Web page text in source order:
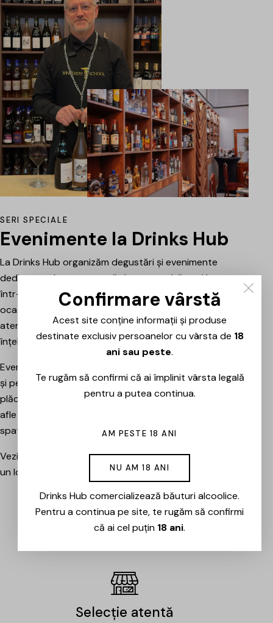
SERI SPECIALE
Evenimente la Drinks Hub
La Drinks Hub organizăm degustări și evenimente
dedicate celor care vor să descopere băuturi bune
într-o atmosferă relaxată. Fiecare întâlnire este o
ocazie de a explora vinuri, spumante sau alte băuturi
atent alese, prezentate și explicate pe scurt pentru a
înțelege mai bine stilul, originea și caracterul fiecăruia.
Evenimentele sunt potrivite atât pentru pasionați, cât
și pentru cei care vor pur și simplu să petreacă o seară
plăcută între prieteni, să descopere băuturi noi și să
afle mai multe despre cramele sau producătorii din
spatele lor.
Vezi evenimentele organizate de Drinks Hub și rezervă
un loc la următoarea degustare.
EVENIMENTE
Selecție atentă
Confirmare vârstă
Acest site conține informații și produse
destinate exclusiv persoanelor cu vârsta de 18
ani sau peste.
Te rugăm să confirmi că ai împlinit vârsta legală
pentru a putea continua.
AM PESTE 18 ANI
NU AM 18 ANI
Drinks Hub comercializează băuturi alcoolice.
Pentru a continua pe site, te rugăm să confirmi
că ai cel puțin 18 ani.